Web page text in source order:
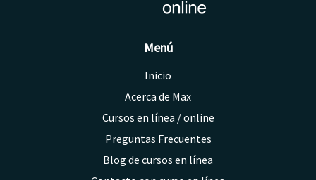
Menú
Inicio
Acerca de Max
Cursos en línea / online
Preguntas Frecuentes
Blog de cursos en línea